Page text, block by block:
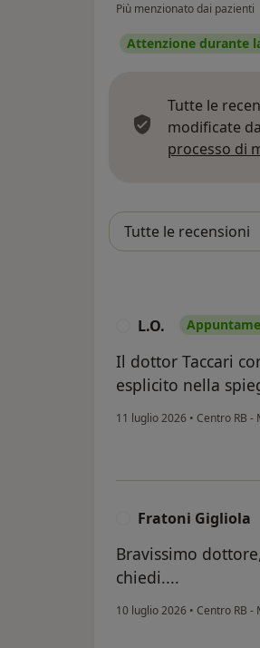
Più menzionato dai pazienti
Attenzione durante
Tutte le
modificate
processo di
L.O.
Il dottor Taccari
esplicito nella
11 luglio 2026 • Centro RB -
Fratoni Gigliola
Bravissimo
chiedi....
10 luglio 2026 • Centro RB -